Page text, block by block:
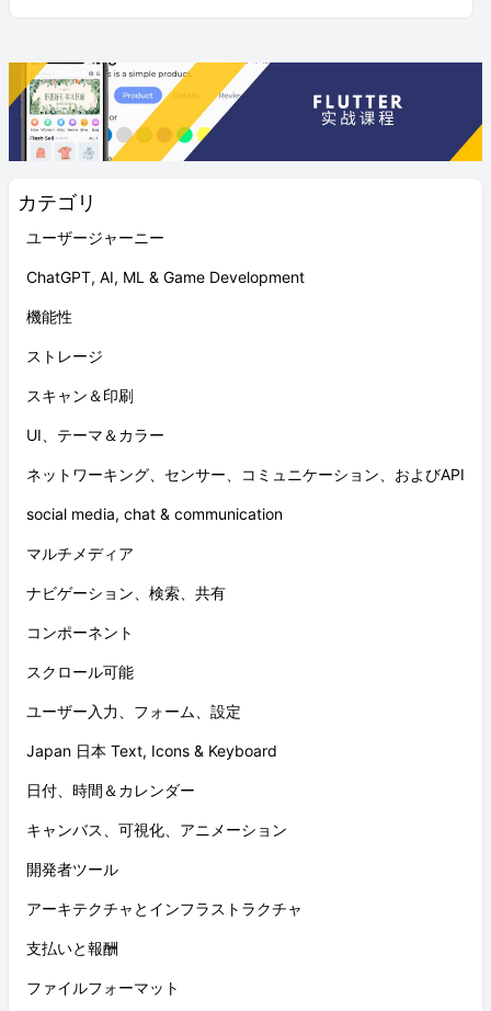
カテゴリ
ユーザージャーニー
ChatGPT, AI, ML & Game Development
機能性
ストレージ
スキャン＆印刷
UI、テーマ＆カラー
ネットワーキング、センサー、コミュニケーション、およびAPI
social media, chat & communication
マルチメディア
ナビゲーション、検索、共有
コンポーネント
スクロール可能
ユーザー入力、フォーム、設定
Japan 日本 Text, Icons & Keyboard
日付、時間＆カレンダー
キャンバス、可視化、アニメーション
開発者ツール
アーキテクチャとインフラストラクチャ
支払いと報酬
ファイルフォーマット